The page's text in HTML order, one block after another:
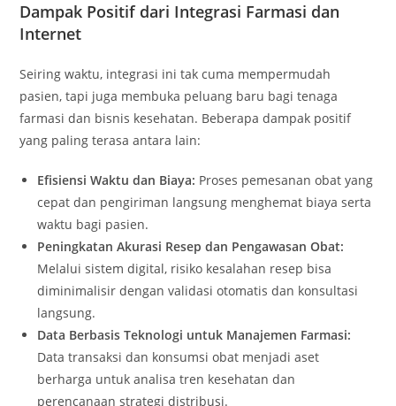
Dampak Positif dari Integrasi Farmasi dan
Internet
Seiring waktu, integrasi ini tak cuma mempermudah
pasien, tapi juga membuka peluang baru bagi tenaga
farmasi dan bisnis kesehatan. Beberapa dampak positif
yang paling terasa antara lain:
Efisiensi Waktu dan Biaya: Proses pemesanan obat yang
cepat dan pengiriman langsung menghemat biaya serta
waktu bagi pasien.
Peningkatan Akurasi Resep dan Pengawasan Obat:
Melalui sistem digital, risiko kesalahan resep bisa
diminimalisir dengan validasi otomatis dan konsultasi
langsung.
Data Berbasis Teknologi untuk Manajemen Farmasi:
Data transaksi dan konsumsi obat menjadi aset
berharga untuk analisa tren kesehatan dan
perencanaan strategi distribusi.